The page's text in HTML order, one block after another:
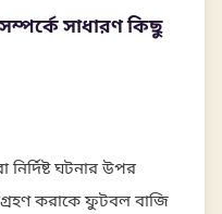
সাধারণ কিছু
ঘটনার উপর
করাকে ফুটবল বাজি